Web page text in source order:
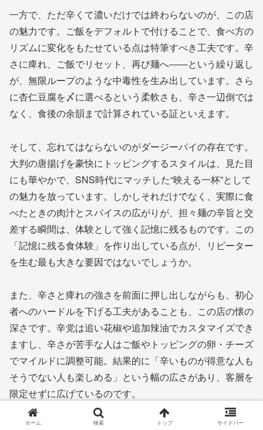
一方で、ただ辛くて濃いだけでは終わらないのが、この店
の魅力です。ご飯をデフォルトで付けることで、食べ方の
リズムに変化をもたせている点は特筆すべき工夫です。辛
さに痺れ、ご飯でリセット、再び麺へ――という繰り返し
が、無限ループのような中毒性を生み出しています。さら
に杏仁豆腐を〆に選べるという柔軟さも、辛さ一辺倒では
なく、食後の余韻まで計算されている証といえます。
そして、忘れてはならないのがダージーパイの存在です。
大判の唐揚げを豪快にトッピングするスタイルは、見た目
にも華やかで、SNS時代にマッチした“映える一杯”として
の魅力を放っています。しかしそれだけでなく、実際に食
べたときの肉汁とスパイスの広がりが、担々麺の辛旨と交
差する瞬間は、体験として強く記憶に残るものです。この
「記憶に残る食体験」を作り出している点が、リピーター
を生む最も大きな要因ではないでしょうか。
また、辛さと痺れの強さを前面に押し出しながらも、初心
者へのハードルを下げる工夫があることも、この店の懐の
深さです。辛党は追い花椒や追加辣油でカスタマイズでき
ますし、辛さが苦手な人はご飯やトッピングの卵・チーズ
でマイルドに調整可能。結果的に「辛いものが得意な人も
そうでない人も楽しめる」という幅の広さがあり、客層を
限定せずに広げているのです。
店内の雰囲気についても触れておきたいと思います。駅前
ホーム 検索 トップ サイドバー